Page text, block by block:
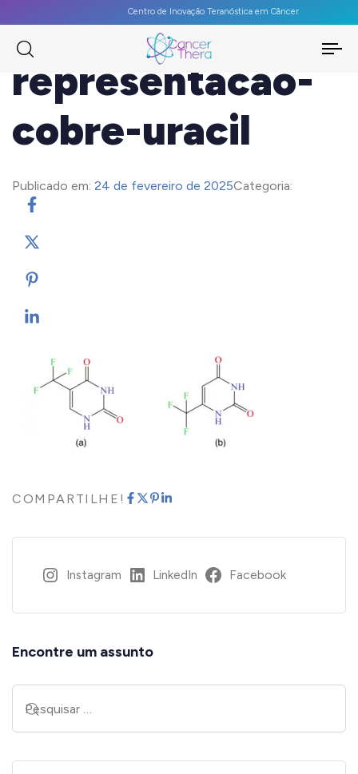
Centro de Inovação Teranóstica em Câncer
representacao-
cobre-uracil
Publicado em: 24 de fevereiro de 2025Categoria:
COMPARTILHE!
Instagram LinkedIn Facebook
Encontre um assunto